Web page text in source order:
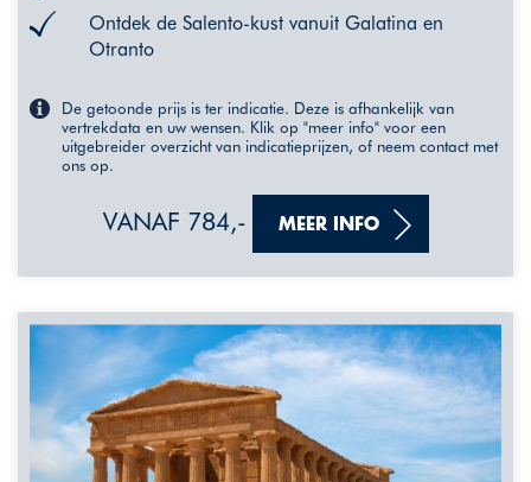
Ontdek de Salento-kust vanuit Galatina en
Otranto
De getoonde prijs is ter indicatie. Deze is afhankelijk van
vertrekdata en uw wensen. Klik op "meer info" voor een
uitgebreider overzicht van indicatieprijzen, of neem contact met
ons op.
VANAF 784,- MEER INFO